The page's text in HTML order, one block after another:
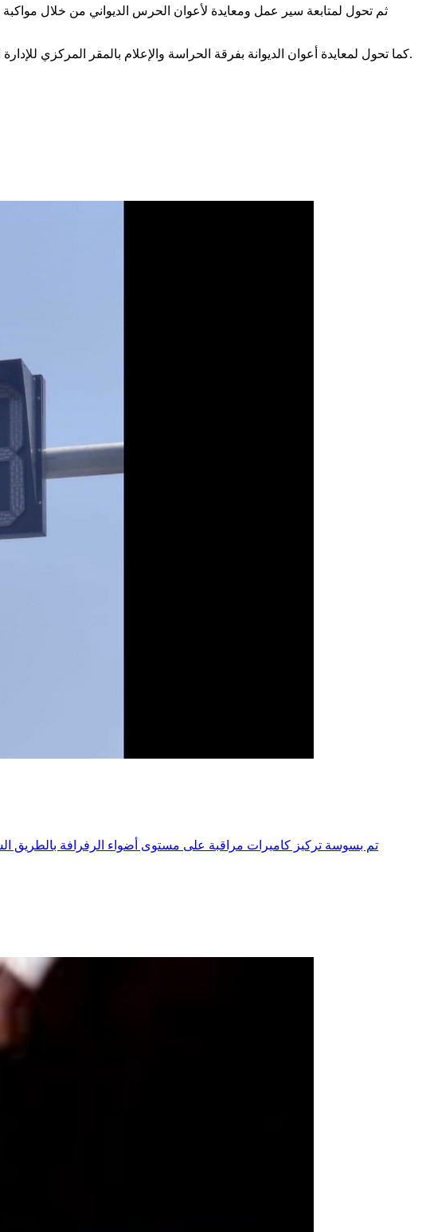
ثم تحول لمتابعة سير عمل ومعايدة لأعوان الحرس الديواني من خلال مواكبة
كما تحول لمعايدة أعوان الديوانة بفرقة الحراسة والإعلام بالمقر المركزي للإدارة العامة للديوانة حيث ثمن مجهوداتهم في مجال حماية المنشآت الديوانية وأهمية حسن التنسيق والإعلام لضمان حسن سير العمل.
تم بسوسة تركيز كاميرات مراقبة على مستوى أضواء الرفرافة بالطريق